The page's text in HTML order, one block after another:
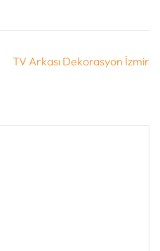
TV Arkası Dekorasyon İzmir